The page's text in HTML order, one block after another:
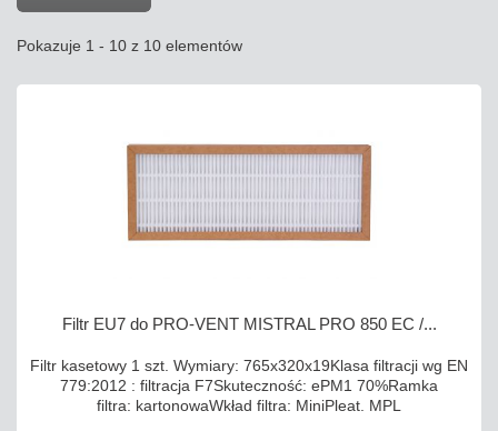
Pokazuje 1 - 10 z 10 elementów
Filtr EU7 do PRO-VENT MISTRAL PRO 850 EC /...
Filtr kasetowy 1 szt. Wymiary: 765x320x19Klasa filtracji wg EN
779:2012 : filtracja F7Skuteczność: ePM1 70%Ramka
filtra: kartonowaWkład filtra: MiniPleat. MPL